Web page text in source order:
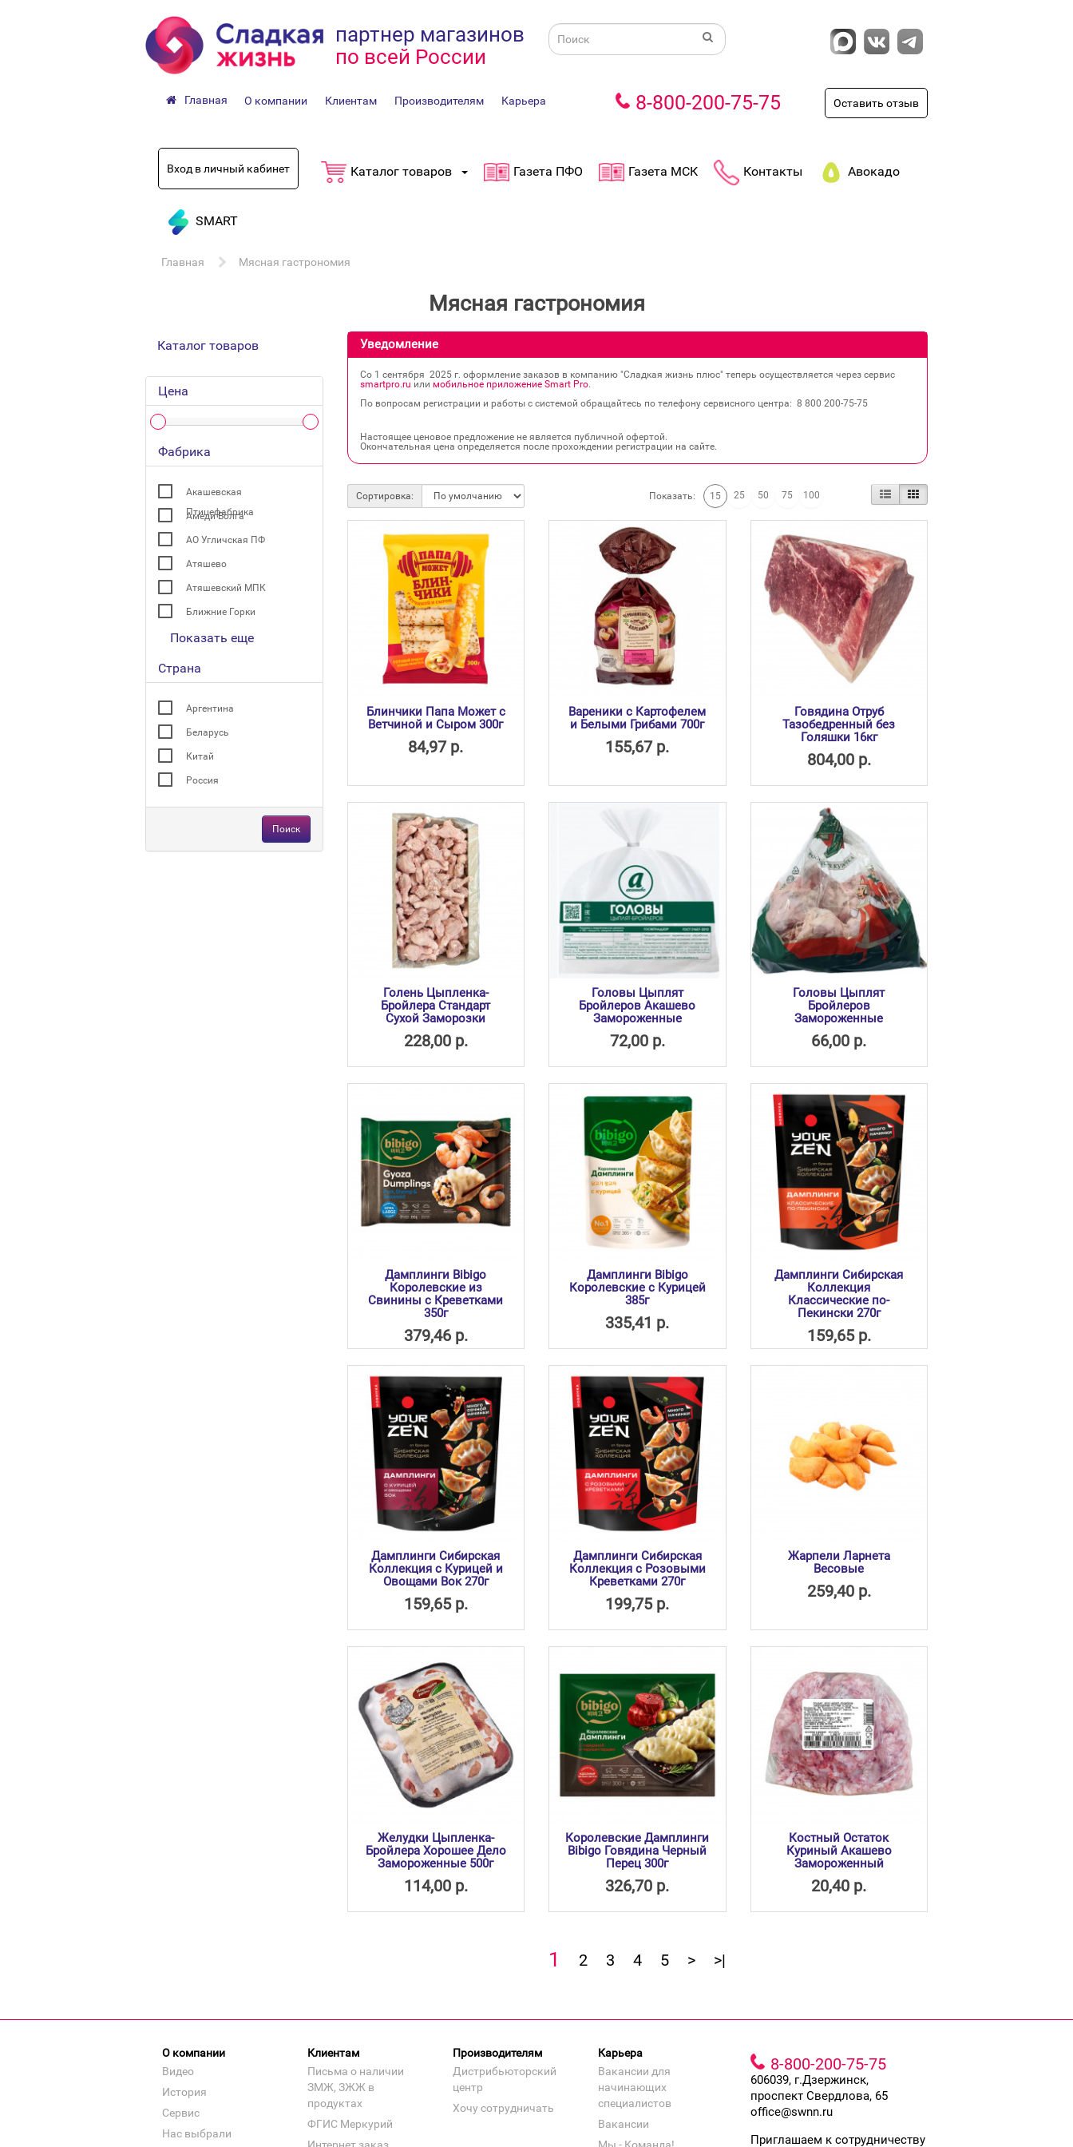
партнер магазинов
по всей России
Главная О компании Клиентам Производителям Карьера 8-800-200-75-75 Оставить отзыв
Вход в личный кабинет Каталог товаров Газета ПФО Газета МСК Контакты Авокадо
SMART
Главная Мясная гастрономия
Мясная гастрономия
Каталог товаров
Цена
Фабрика
Акашевская
Птицефабрика
Амеди Волга
АО Угличская ПФ
Атяшево
Атяшевский МПК
Ближние Горки
Показать еще
Страна
Аргентина
Беларусь
Китай
Россия
Поиск
Уведомление
Со 1 сентября 2025 г. оформление заказов в компанию "Сладкая жизнь плюс" теперь осуществляется через сервис
smartpro.ru или мобильное приложение Smart Pro.
По вопросам регистрации и работы с системой обращайтесь по телефону сервисного центра: 8 800 200‐75‐75
Настоящее ценовое предложение не является публичной офертой.
Окончательная цена определяется после прохождении регистрации на сайте.
Сортировка: Показать: 15 25 50 75 100
Блинчики Папа Может с
Ветчиной и Сыром 300г
84,97 р.
Вареники с Картофелем
и Белыми Грибами 700г
155,67 р.
Говядина Отруб
Тазобедренный без
Голяшки 16кг
804,00 р.
Голень Цыпленка-
Бройлера Стандарт
Сухой Заморозки
228,00 р.
Головы Цыплят
Бройлеров Акашево
Замороженные
72,00 р.
Головы Цыплят
Бройлеров
Замороженные
66,00 р.
Дамплинги Bibigo
Королевские из
Свинины с Креветками
350г
379,46 р.
Дамплинги Bibigo
Королевские с Курицей
385г
335,41 р.
Дамплинги Сибирская
Коллекция
Классические по-
Пекински 270г
159,65 р.
Дамплинги Сибирская
Коллекция с Курицей и
Овощами Вок 270г
159,65 р.
Дамплинги Сибирская
Коллекция с Розовыми
Креветками 270г
199,75 р.
Жарпели Ларнета
Весовые
259,40 р.
Желудки Цыпленка-
Бройлера Хорошее Дело
Замороженные 500г
114,00 р.
Королевские Дамплинги
Bibigo Говядина Черный
Перец 300г
326,70 р.
Костный Остаток
Куриный Акашево
Замороженный
20,40 р.
1 2 3 4 5 > >|
О компании
Видео
История
Сервис
Нас выбрали
Клиентам
Письма о наличии
ЗМЖ, ЗЖЖ в
продуктах
ФГИС Меркурий
Интернет заказ
Производителям
Дистрибьюторский
центр
Хочу сотрудничать
Карьера
Вакансии для
начинающих
специалистов
Вакансии
Мы - Команда!
8-800-200-75-75
606039, г.Дзержинск,
проспект Свердлова, 65
office@swnn.ru
Приглашаем к сотрудничеству